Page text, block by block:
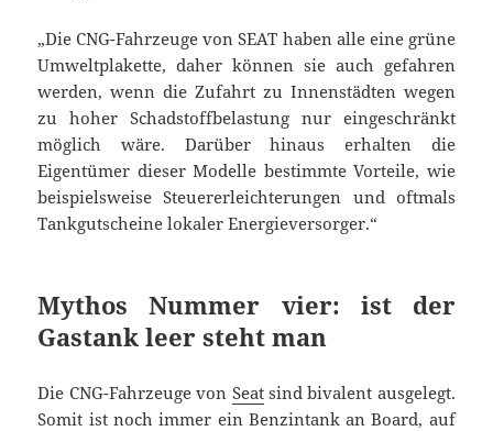
„Die CNG-Fahrzeuge von SEAT haben alle eine grüne
Umweltplakette, daher können sie auch gefahren
werden, wenn die Zufahrt zu Innenstädten wegen
zu hoher Schadstoffbelastung nur eingeschränkt
möglich wäre. Darüber hinaus erhalten die
Eigentümer dieser Modelle bestimmte Vorteile, wie
beispielsweise Steuererleichterungen und oftmals
Tankgutscheine lokaler Energieversorger.“
Mythos Nummer vier: ist der
Gastank leer steht man
Die CNG-Fahrzeuge von Seatsind bivalent ausgelegt.
Somit ist noch immer ein Benzintank an Board, auf